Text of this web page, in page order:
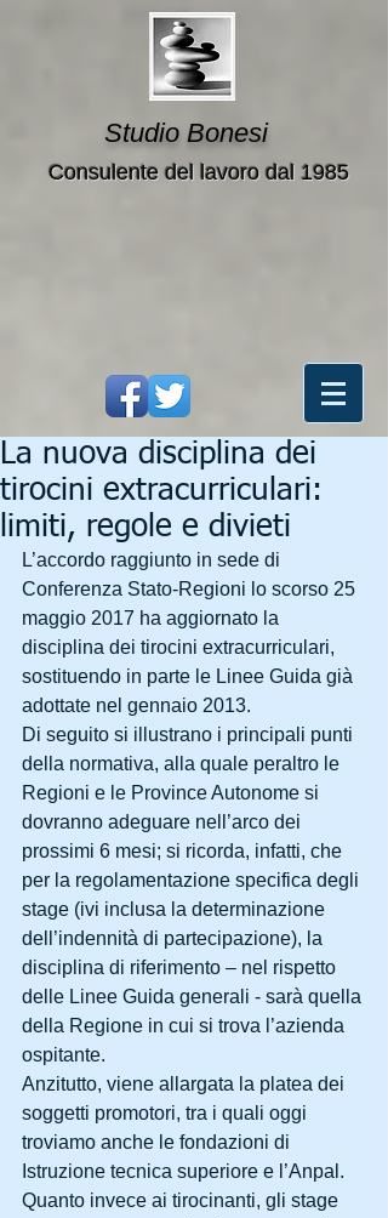
Studio Bonesi
Consulente del lavoro dal 1985
La nuova disciplina dei
tirocini extracurriculari:
limiti, regole e divieti
L’accordo raggiunto in sede di
Conferenza Stato-Regioni lo scorso 25
maggio 2017 ha aggiornato la
disciplina dei tirocini extracurriculari,
sostituendo in parte le Linee Guida già
adottate nel gennaio 2013.
Di seguito si illustrano i principali punti
della normativa, alla quale peraltro le
Regioni e le Province Autonome si
dovranno adeguare nell’arco dei
prossimi 6 mesi; si ricorda, infatti, che
per la regolamentazione specifica degli
stage (ivi inclusa la determinazione
dell’indennità di partecipazione), la
disciplina di riferimento – nel rispetto
delle Linee Guida generali - sarà quella
della Regione in cui si trova l’azienda
ospitante.
Anzitutto, viene allargata la platea dei
soggetti promotori, tra i quali oggi
troviamo anche le fondazioni di
Istruzione tecnica superiore e l’Anpal.
Quanto invece ai tirocinanti, gli stage